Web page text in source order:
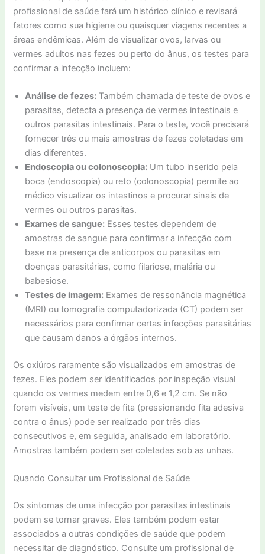
profissional de saúde fará um histórico clínico e revisará
fatores como sua higiene ou quaisquer viagens recentes a
áreas endêmicas. Além de visualizar ovos, larvas ou
vermes adultos nas fezes ou perto do ânus, os testes para
confirmar a infecção incluem:
Análise de fezes: Também chamada de teste de ovos e
parasitas, detecta a presença de vermes intestinais e
outros parasitas intestinais. Para o teste, você precisará
fornecer três ou mais amostras de fezes coletadas em
dias diferentes.
Endoscopia ou colonoscopia: Um tubo inserido pela
boca (endoscopia) ou reto (colonoscopia) permite ao
médico visualizar os intestinos e procurar sinais de
vermes ou outros parasitas.
Exames de sangue: Esses testes dependem de
amostras de sangue para confirmar a infecção com
base na presença de anticorpos ou parasitas em
doenças parasitárias, como filariose, malária ou
babesiose.
Testes de imagem: Exames de ressonância magnética
(MRI) ou tomografia computadorizada (CT) podem ser
necessários para confirmar certas infecções parasitárias
que causam danos a órgãos internos.
Os oxiúros raramente são visualizados em amostras de
fezes. Eles podem ser identificados por inspeção visual
quando os vermes medem entre 0,6 e 1,2 cm. Se não
forem visíveis, um teste de fita (pressionando fita adesiva
contra o ânus) pode ser realizado por três dias
consecutivos e, em seguida, analisado em laboratório.
Amostras também podem ser coletadas sob as unhas.
Quando Consultar um Profissional de Saúde
Os sintomas de uma infecção por parasitas intestinais
podem se tornar graves. Eles também podem estar
associados a outras condições de saúde que podem
necessitar de diagnóstico. Consulte um profissional de